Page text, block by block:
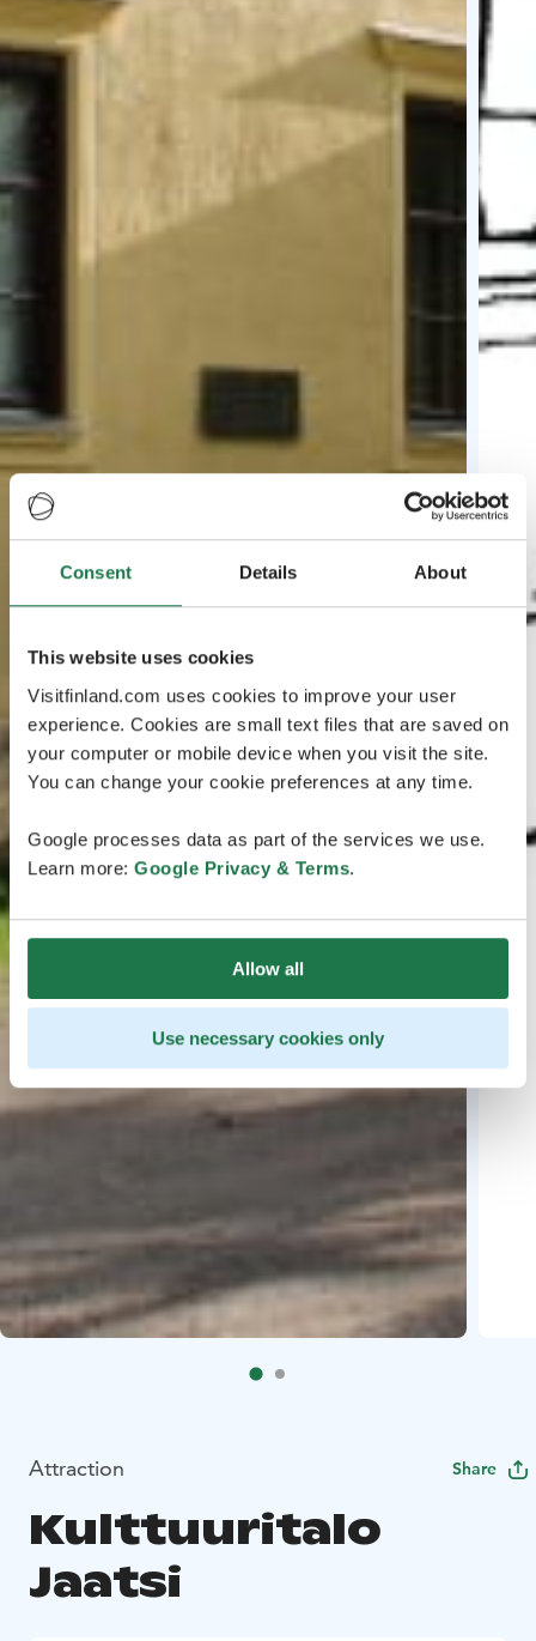
Consent Details About
This website uses cookies
Visitfinland.com uses cookies to improve your user
experience. Cookies are small text files that are saved on
your computer or mobile device when you visit the site.
You can change your cookie preferences at any time.
Google processes data as part of the services we use.
Learn more: Google Privacy & Terms.
Allow all
Use necessary cookies only
Attraction Share
Kulttuuritalo
Jaatsi